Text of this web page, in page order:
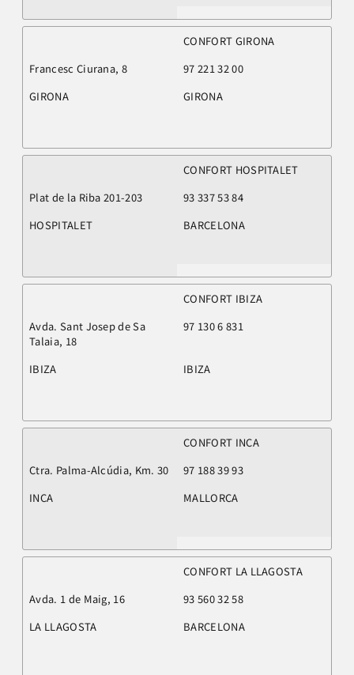
CONFORT GIRONA
Francesc Ciurana, 8
97 221 32 00
GIRONA
GIRONA
CONFORT HOSPITALET
Plat de la Riba 201-203
93 337 53 84
HOSPITALET
BARCELONA
CONFORT IBIZA
Avda. Sant Josep de Sa
Talaia, 18
97 130 6 831
IBIZA IBIZA
CONFORT INCA
Ctra. Palma-Alcúdia, Km. 30
97 188 39 93
INCA
MALLORCA
CONFORT LA LLAGOSTA
Avda. 1 de Maig, 16
93 560 32 58
LA LLAGOSTA
BARCELONA